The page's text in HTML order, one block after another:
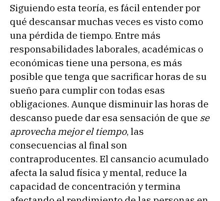
Siguiendo esta teoría, es fácil entender por
qué descansar muchas veces es visto como
una pérdida de tiempo. Entre más
responsabilidades laborales, académicas o
económicas tiene una persona, es más
posible que tenga que sacrificar horas de su
sueño para cumplir con todas esas
obligaciones. Aunque disminuir las horas de
descanso puede dar esa sensación de que se
aprovecha mejor el tiempo, las
consecuencias al final son
contraproducentes. El cansancio acumulado
afecta la salud física y mental, reduce la
capacidad de concentración y termina